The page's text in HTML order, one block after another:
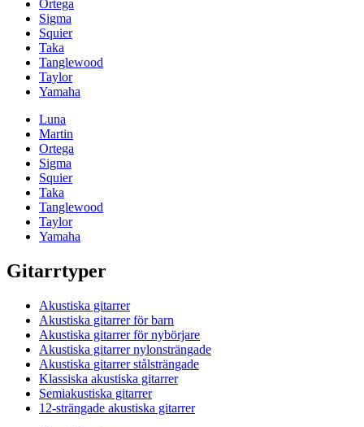
Ortega
Sigma
Squier
Taka
Tanglewood
Taylor
Yamaha
Luna
Martin
Ortega
Sigma
Squier
Taka
Tanglewood
Taylor
Yamaha
Gitarrtyper
Akustiska gitarrer
Akustiska gitarrer för barn
Akustiska gitarrer för nybörjare
Akustiska gitarrer nylonsträngade
Akustiska gitarrer stålsträngade
Klassiska akustiska gitarrer
Semiakustiska gitarrer
12-strängade akustiska gitarrer